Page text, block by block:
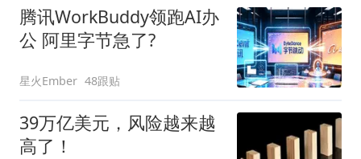
腾讯WorkBuddy领跑AI办
公 阿里字节急了?
星火Ember 48跟贴
39万亿美元，风险越来越
高了！